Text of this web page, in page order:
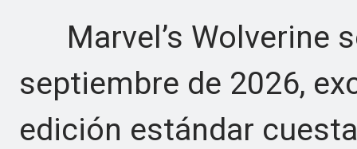
Marvel’s Wolverine
septiembre de 2026,
edición estándar